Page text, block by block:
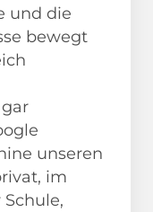
und die
bewegt
unseren
im